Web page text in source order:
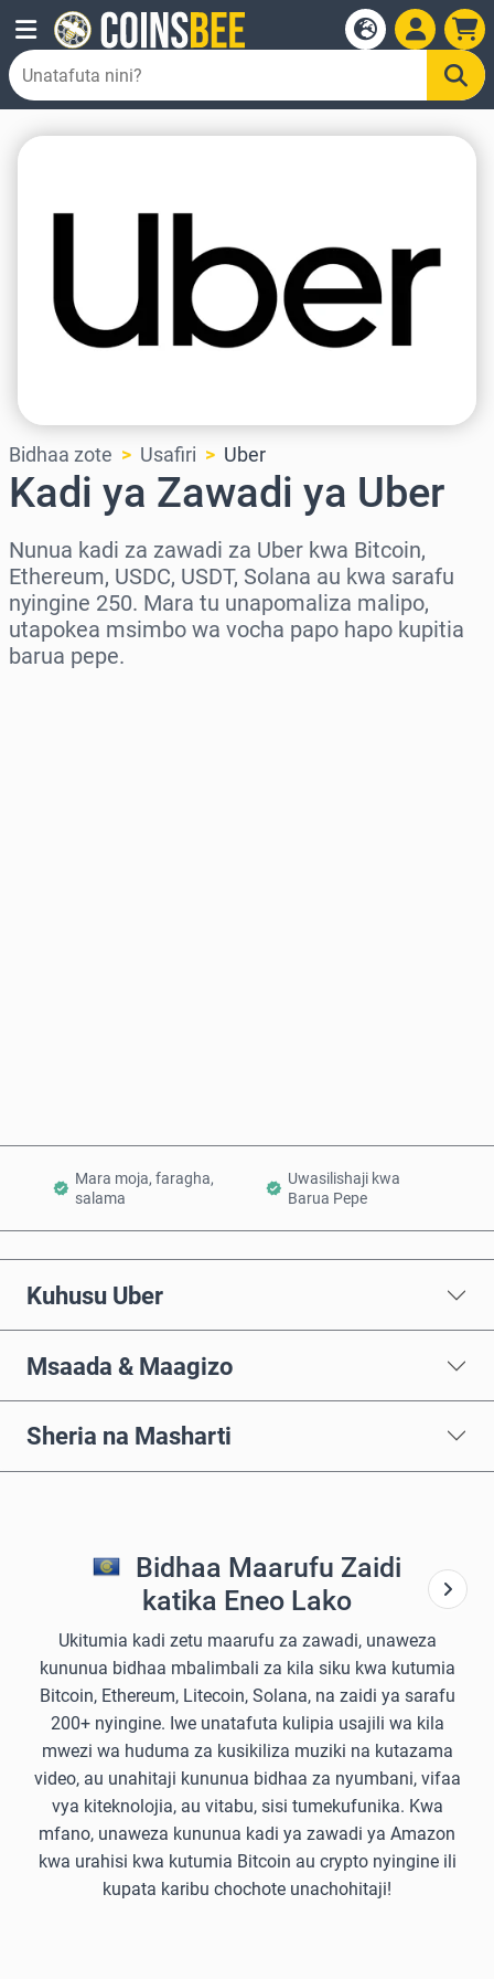
Bidhaa zote Usafiri Uber
Kadi ya Zawadi ya Uber
Nunua kadi za zawadi za Uber kwa Bitcoin,
Ethereum, USDC, USDT, Solana au kwa sarafu
nyingine 250. Mara tu unapomaliza malipo,
utapokea msimbo wa vocha papo hapo kupitia
barua pepe.
Mara moja, faragha,
salama
Uwasilishaji kwa
Barua Pepe
Kuhusu Uber
Msaada & Maagizo
Sheria na Masharti
Bidhaa Maarufu Zaidi
katika Eneo Lako
Ukitumia kadi zetu maarufu za zawadi, unaweza
kununua bidhaa mbalimbali za kila siku kwa kutumia
Bitcoin, Ethereum, Litecoin, Solana, na zaidi ya sarafu
200+ nyingine. Iwe unatafuta kulipia usajili wa kila
mwezi wa huduma za kusikiliza muziki na kutazama
video, au unahitaji kununua bidhaa za nyumbani, vifaa
vya kiteknolojia, au vitabu, sisi tumekufunika. Kwa
mfano, unaweza kununua kadi ya zawadi ya Amazon
kwa urahisi kwa kutumia Bitcoin au crypto nyingine ili
kupata karibu chochote unachohitaji!